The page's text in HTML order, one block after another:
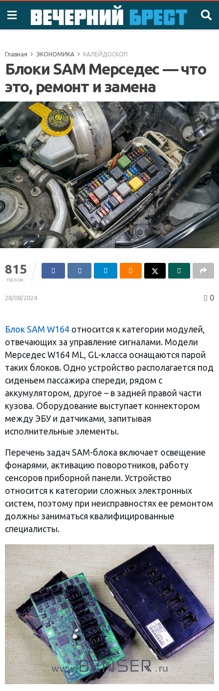
Главная ЭКОНОМИКА КАЛЕЙДОСКОП
Блоки SAM Мерседес — что
это, ремонт и замена
815
просм.
28/08/2024 0
Блок SAM W164 относится к категории модулей,
отвечающих за управление сигналами. Модели
Мерседес W164 ML, GL-класса оснащаются парой
таких блоков. Одно устройство располагается под
сиденьем пассажира спереди, рядом с
аккумулятором, другое – в задней правой части
кузова. Оборудование выступает коннектором
между ЭБУ и датчиками, запитывая
исполнительные элементы.
Перечень задач SAM-блока включает освещение
фонарями, активацию поворотников, работу
сенсоров приборной панели. Устройство
относится к категории сложных электронных
систем, поэтому при неисправностях ее ремонтом
должны заниматься квалифицированные
специалисты.